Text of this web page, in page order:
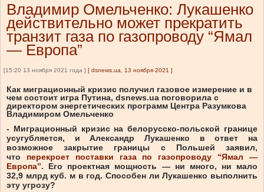
Владимир Омельченко: Лукашенко
действительно может прекратить
транзит газа по газопроводу “Ямал
— Европа”
[15:20 13 ноября 2021 года ] [ dsnews.ua, 13 ноября 2021 ]
Как миграционный кризис получил газовое измерение и в
чем состоит игра Путина, dsnews.ua поговорила с
директором энергетических программ Центра Разумкова
Владимиром Омельченко
- Миграционный кризис на белорусско-польской границе
усугубляется, и Александр Лукашенко в ответ на
возможное закрытие границы с Польшей заявил,
что перекроет поставки газа по газопроводу “Ямал —
Европа”. Его проектная мощность — ни много, ни мало
32,9 млрд куб. м в год. Способен ли Лукашенко выполнить
эту угрозу?